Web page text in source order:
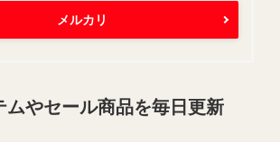
メルカリ
ムやセール商品を毎日更新